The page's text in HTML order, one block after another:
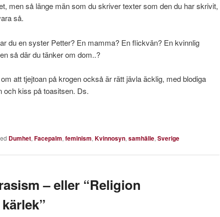
men så länge män som du skriver texter som den du har skrivit,
så.
du en syster Petter? En mamma? En flickvän? En kvinnlig
så där du tänker om dom..?
att tjejtoan på krogen också är rätt jävla äcklig, med blodiga
och kiss på toasitsen. Ds.
Dumhet, Facepalm, feminism, Kvinnosyn, samhälle, Sverige
– eller “Religion